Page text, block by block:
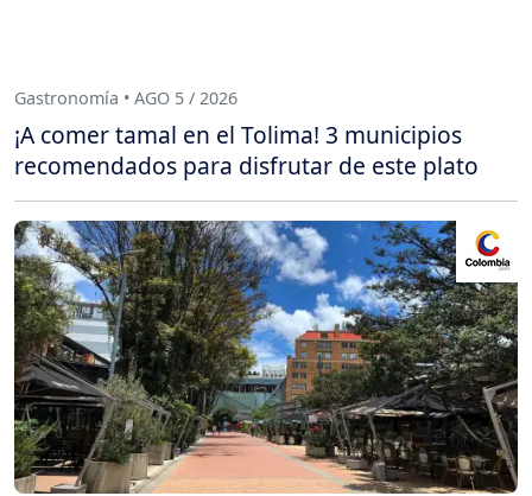
Gastronomía • AGO 5 / 2026
¡A comer tamal en el Tolima! 3 municipios
recomendados para disfrutar de este plato